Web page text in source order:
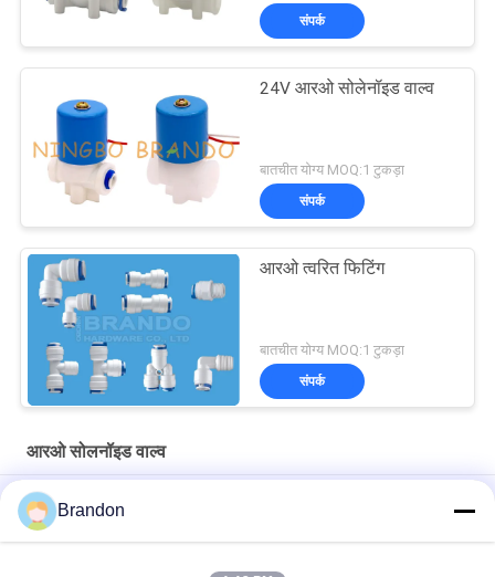
संपर्क
24V आरओ सोलेनॉइड वाल्व
बातचीत योग्य MOQ:1 टुकड़ा
संपर्क
आरओ त्वरित फिटिंग
बातचीत योग्य MOQ:1 टुकड़ा
संपर्क
आरओ सोलनॉइड वाल्व
आरओ वाटर प्यूरीफायर वाल्व के लिए 12 वी सामान्य रूप से बंद इलेक्ट्रोमैग्नेटिक कॉइल
EVI 3P/16 AMISCO टाइप हाइड्रोलिक सोलेनॉइड कॉइल 220VAC 110VAC
Brandon